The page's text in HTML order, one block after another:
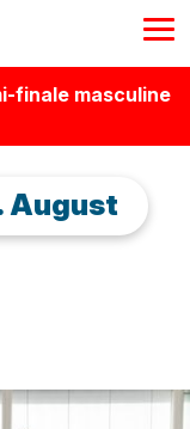
finale masculine
August